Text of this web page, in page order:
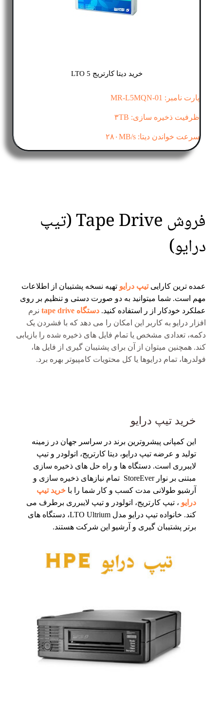
خرید دیتا کارتریج LTO 5
پارت نامبر: MR-L5MQN-01
ظرفیت ذخیره سازی: ۳TB
سرعت خواندن دیتا: ۲۸۰MB/s
فروش Tape Drive (تیپ
درایو)
عمده ترین کارایی تیپ درایو تهیه نسخه پشتیبان از اطلاعات
مهم است. شما میتوانید به دو صورت دستی و تنظیم بر روی
عملکرد خودکار از ر استفاده کنید. دستگاه tape drive
نرم
افزار درایو به کاربر این امکان را می دهد که با فشردن یک
دکمه، تعدادی مشخص یا تمام فایل های ذخیره شده را بازیابی
کند. همچنین میتوان از آن برای پشتیبان ‌گیری از فایل ‌ها،
فولدرها، تمام درایوها یا کل محتویات کامپیوتر بهره برد.
خرید تیپ درایو
این کمپانی پیشروترین برند در سراسر جهان در زمینه
تولید و عرضه تیپ درایو، دیتا کارتریج، اتولودر و تیپ
لایبرری است. دستگاه ها و راه حل های ذخیره سازی
مبتنی بر نوار StoreEver تمام نیازهای ذخیره سازی و
آرشیو طولانی مدت کسب و کار شما را با خرید تیپ
درایو ، تیپ کارتریج، اتولودر و تیپ لایبرری برطرف می
کند. خانواده تیپ درایو مدل LTO Ultrium، دستگاه های
برتر پشتیبان گیری و آرشیو این شرکت هستند.